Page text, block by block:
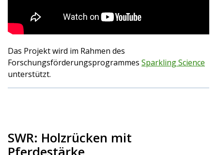
Das Projekt wird im Rahmen des
Forschungsförderungsprogrammes Sparkling Science
unterstützt.
SWR: Holzrücken mit